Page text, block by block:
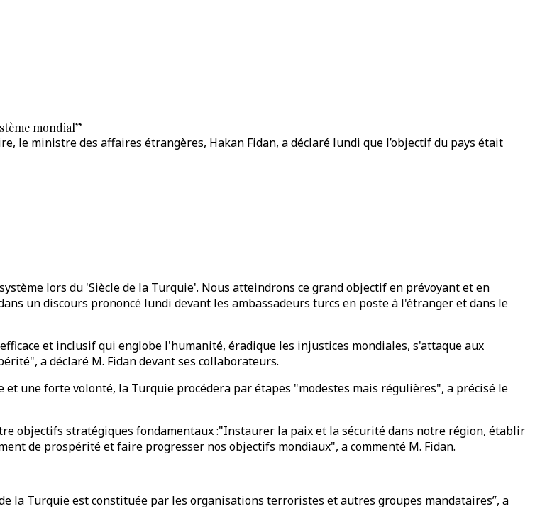
mondial”
le ministre des affaires étrangères, Hakan Fidan, a déclaré lundi que l’objectif du pays était
lors du 'Siècle de la Turquie'. Nous atteindrons ce grand objectif en prévoyant et en
un discours prononcé lundi devant les ambassadeurs turcs en poste à l'étranger et dans le
et inclusif qui englobe l'humanité, éradique les injustices mondiales, s'attaque aux
a déclaré M. Fidan devant ses collaborateurs.
une forte volonté, la Turquie procédera par étapes "modestes mais régulières", a précisé le
objectifs stratégiques fondamentaux :"Instaurer la paix et la sécurité dans notre région, établir
de prospérité et faire progresser nos objectifs mondiaux", a commenté M. Fidan.
la Turquie est constituée par les organisations terroristes et autres groupes mandataires”, a